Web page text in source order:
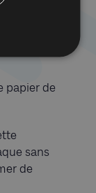
et absorber
papier de
sans
de